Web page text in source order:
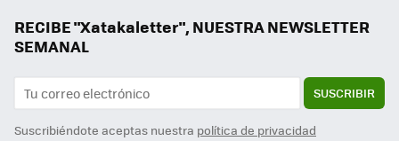
RECIBE "Xatakaletter", NUESTRA NEWSLETTER
SEMANAL
SUSCRIBIR
Suscribiéndote aceptas nuestra política de privacidad